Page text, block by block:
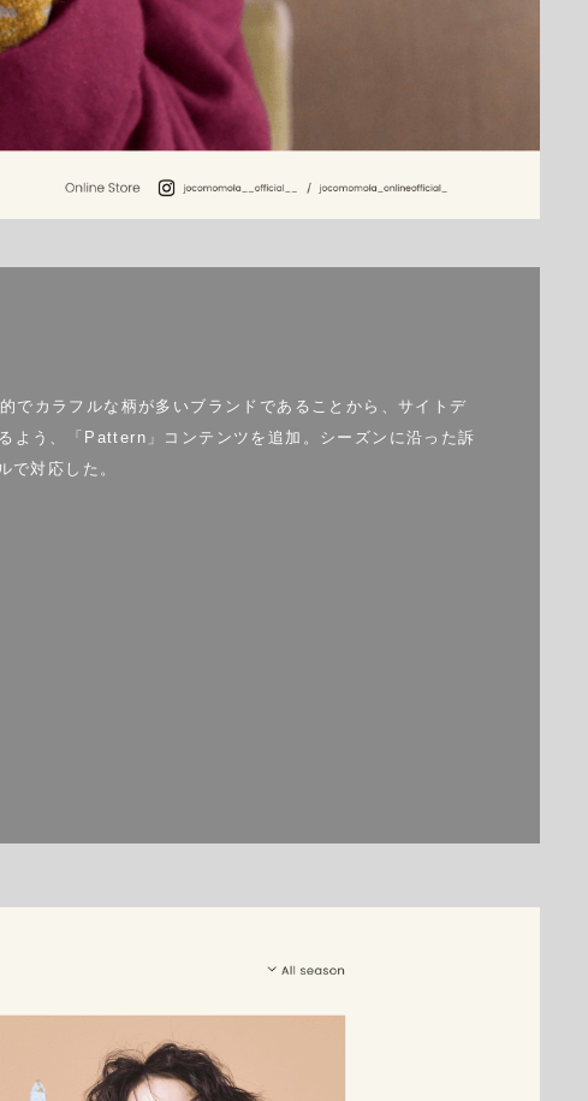
カラフルな柄が多いブランドであることから、サイトデ
よう、「Pattern」コンテンツを追加。シーズンに沿った訴
対応した。